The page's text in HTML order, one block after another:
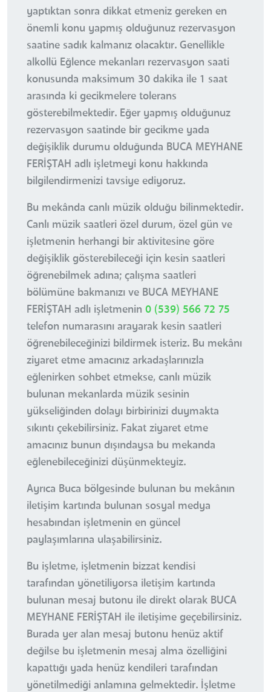
yaptıktan sonra dikkat etmeniz gereken en
önemli konu yapmış olduğunuz rezervasyon
saatine sadık kalmanız olacaktır. Genellikle
alkollü Eğlence mekanları rezervasyon saati
konusunda maksimum 30 dakika ile 1 saat
arasında ki gecikmelere tolerans
gösterebilmektedir. Eğer yapmış olduğunuz
rezervasyon saatinde bir gecikme yada
değişiklik durumu olduğunda BUCA MEYHANE
FERİŞTAH adlı işletmeyi konu hakkında
bilgilendirmenizi tavsiye ediyoruz.
Bu mekânda canlı müzik olduğu bilinmektedir.
Canlı müzik saatleri özel durum, özel gün ve
işletmenin herhangi bir aktivitesine göre
değişiklik gösterebileceği için kesin saatleri
öğrenebilmek adına; çalışma saatleri
bölümüne bakmanızı ve BUCA MEYHANE
FERİŞTAH adlı işletmenin 0 (539) 566 72 75
telefon numarasını arayarak kesin saatleri
öğrenebileceğinizi bildirmek isteriz. Bu mekânı
ziyaret etme amacınız arkadaşlarınızla
eğlenirken sohbet etmekse, canlı müzik
bulunan mekanlarda müzik sesinin
yükseliğinden dolayı birbirinizi duymakta
sıkıntı çekebilirsiniz. Fakat ziyaret etme
amacınız bunun dışındaysa bu mekanda
eğlenebileceğinizi düşünmekteyiz.
Ayrıca Buca bölgesinde bulunan bu mekânın
iletişim kartında bulunan sosyal medya
hesabından işletmenin en güncel
paylaşımlarına ulaşabilirsiniz.
Bu işletme, işletmenin bizzat kendisi
tarafından yönetiliyorsa iletişim kartında
bulunan mesaj butonu ile direkt olarak BUCA
MEYHANE FERİŞTAH ile iletişime geçebilirsiniz.
Burada yer alan mesaj butonu henüz aktif
değilse bu işletmenin mesaj alma özelliğini
kapattığı yada henüz kendileri tarafından
yönetilmediği anlamına gelmektedir. İşletme